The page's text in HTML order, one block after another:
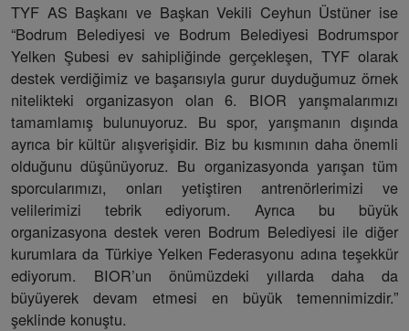
TYF AS Başkanı ve Başkan Vekili Ceyhun Üstüner ise
“Bodrum Belediyesi ve Bodrum Belediyesi Bodrumspor
Yelken Şubesi ev sahipliğinde gerçekleşen, TYF olarak
destek verdiğimiz ve başarısıyla gurur duyduğumuz örnek
nitelikteki organizasyon olan 6. BIOR yarışmalarımızı
tamamlamış bulunuyoruz. Bu spor, yarışmanın dışında
ayrıca bir kültür alışverişidir. Biz bu kısmının daha önemli
olduğunu düşünüyoruz. Bu organizasyonda yarışan tüm
sporcularımızı, onları yetiştiren antrenörlerimizi ve
velilerimizi tebrik ediyorum. Ayrıca bu büyük
organizasyona destek veren Bodrum Belediyesi ile diğer
kurumlara da Türkiye Yelken Federasyonu adına teşekkür
ediyorum. BIOR’un önümüzdeki yıllarda daha da
büyüyerek devam etmesi en büyük temennimizdir.”
şeklinde konuştu.